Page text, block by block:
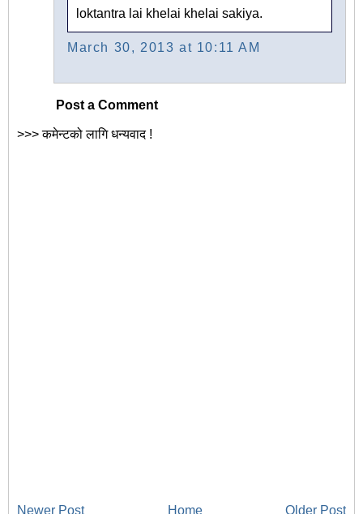
loktantra lai khelai khelai sakiya.
March 30, 2013 at 10:11 AM
Post a Comment
>>> कमेन्टको लागि धन्यवाद !
Newer Post Older Post
Home